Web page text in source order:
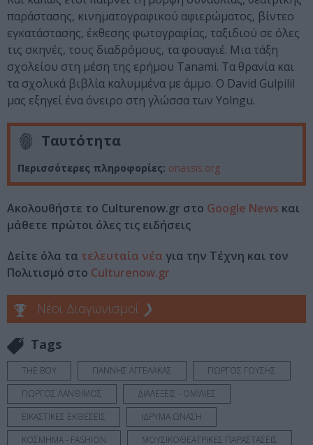
παράστασης, κινηματογραφικού αφιερώματος, βίντεο
εγκατάστασης, έκθεσης φωτογραφίας, ταξιδιού σε όλες
τις σκηνές, τους διαδρόμους, τα φουαγιέ. Μια τάξη
σχολείου στη μέση της ερήμου Tanami. Τα θρανία και
τα σχολικά βιβλία καλυμμένα με άμμο. Ο David Gulpilil
μας εξηγεί ένα όνειρο στη γλώσσα των Yolngu.
Ταυτότητα
Περισσότερες πληροφορίες: onassis.org
Ακολουθήστε το Culturenow.gr στο Google News και
μάθετε πρώτοι όλες τις ειδήσεις
Δείτε όλα τα τελευταία νέα για την Τέχνη και τον
Πολιτισμό στο Culturenow.gr
Νέοι Διαγωνισμοί ❯
Tags
THE BOY ΓΙΑΝΝΗΣ ΑΓΓΕΛΑΚΑΣ
ΓΙΩΡΓΟΣ ΓΟΥΣΗΣ
ΓΙΩΡΓΟΣ ΛΑΝΘΙΜΟΣ
ΔΙΑΛΕΞΕΙΣ - ΟΜΙΛΙΕΣ
ΕΙΚΑΣΤΙΚΕΣ ΕΚΘΕΣΕΙΣ
ΙΔΡΥΜΑ ΩΝΑΣΗ
ΚΟΣΜΗΜΑ - FASHION
ΜΟΥΣΙΚΟΘΕΑΤΡΙΚΕΣ ΠΑΡΑΣΤΑΣΕΙΣ